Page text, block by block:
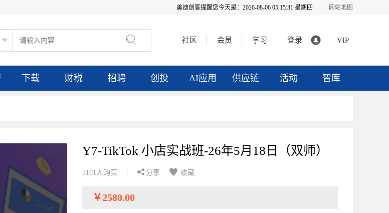
美迪创客提醒您今天是： 2026-08-06 05:15:32 星期四 网站地图
 社区 会员 学习 登录 VIP
下载 财税 招聘 创投 AI应用 供应链 活动 智库
Y7-TikTok 小店实战班-26年5月18日（双师）
1101人购买  分享  收藏
￥2580.00